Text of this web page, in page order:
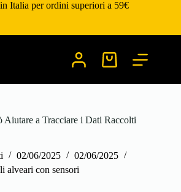
Italia per ordini superiori a 59€
Carrello
Aiutare a Tracciare i Dati Raccolti
02/06/2025
02/06/2025
alveari con sensori